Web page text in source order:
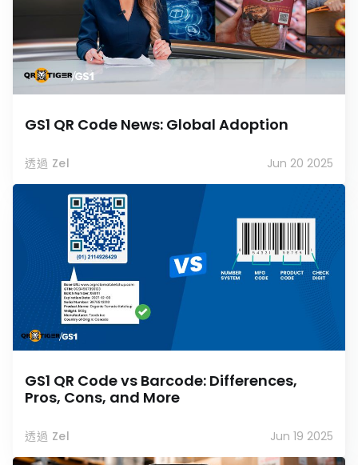
GS1 QR Code News: Global Adoption
透過 Zel Jun 20 2025
GS1 QR Code vs Barcode: Differences,
Pros, Cons, and More
透過 Zel Jun 19 2025